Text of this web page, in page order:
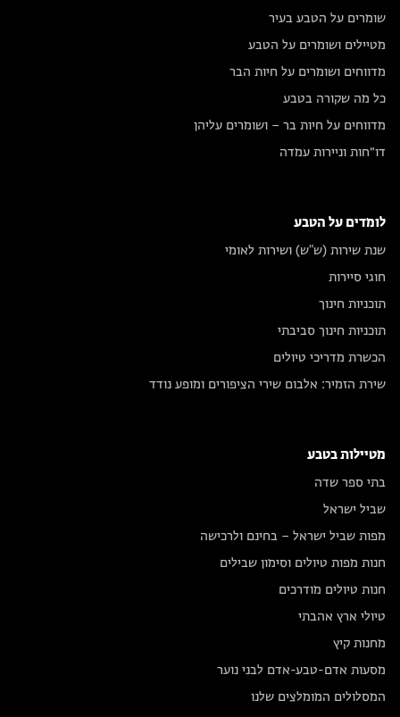
שומרים על הטבע בעיר
מטיילים ושומרים על הטבע
מדווחים ושומרים על חיות הבר
כל מה שקורה בטבע
מדווחים על חיות בר – ושומרים עליהן
דו״חות וניירות עמדה
לומדים על הטבע
שנת שירות (ש"ש) ושירות לאומי
חוגי סיירות
תוכניות חינוך
תוכניות חינוך סביבתי
הכשרת מדריכי טיולים
שירת הזמיר: אלבום שירי הציפורים ומופע נודד
מטיילות בטבע
בתי ספר שדה
שביל ישראל
מפות שביל ישראל – בחינם ולרכישה
חנות מפות טיולים וסימון שבילים
חנות טיולים מודרכים
טיולי ארץ אהבתי
מחנות קיץ
מסעות אדם-טבע-אדם לבני נוער
המסלולים המומלצים שלנו